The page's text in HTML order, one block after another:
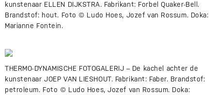
kunstenaar ELLEN DIJKSTRA. Fabrikant: Forbel Quaker-Bell.
Brandstof: hout. Foto © Ludo Hoes, Jozef van Rossum. Doka:
Marianne Fontein.
THERMO-DYNAMISCHE FOTOGALERIJ – De kachel achter de
kunstenaar JOEP VAN LIESHOUT. Fabrikant: Faber. Brandstof:
petroleum. Foto © Ludo Hoes, Jozef van Rossum. Doka: